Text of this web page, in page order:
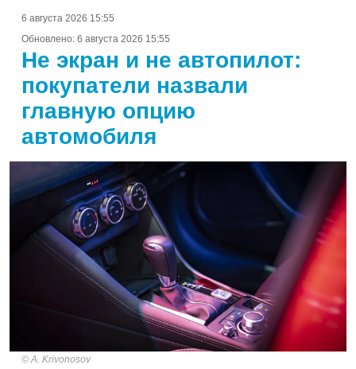
6 августа 2026 15:55
Обновлено: 6 августа 2026 15:55
Не экран и не автопилот:
покупатели назвали
главную опцию
автомобиля
A. Krivonosov